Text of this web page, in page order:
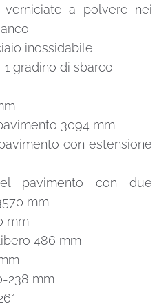
verniciate a polvere nei
inossidabile
1 gradino di sbarco
3094 mm
con estensione
pavimento con due
mm
mm
486 mm
238 mm